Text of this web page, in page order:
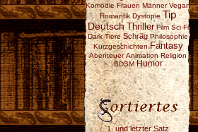
Komödie Frauen Männer Vegan
Romantik Dystopie Tip
Deutsch Thriller Film Sci-Fi
Dark Tiere Schräg Philosophie
Kurzgeschichten Fantasy
Abenteuer Animation Religion
BDSM Humor
1. und letzter Satz